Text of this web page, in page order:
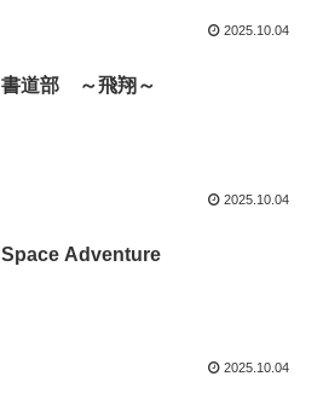
2025.10.04
書道部 ～飛翔～
2025.10.04
Space Adventure
2025.10.04